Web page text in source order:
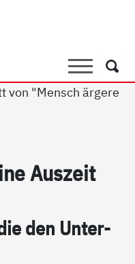
SucheSuche
Aus­zeit
den Un­ter­